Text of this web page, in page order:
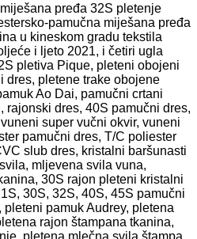
pređa 32S pletenje
pamučna miješana pređa
u kineskom gradu tekstila
i ljeto 2021, i četiri ugla
pletiva Pique, pleteni obojeni
dres, pletene trake obojene
Ao Dai, pamučni crtani
rajonski dres, 40S pamučni dres,
super vučni okvir, vuneni
pamučni dres, T/C poliester
slub dres, kristalni baršunasti
mljevena svila vuna,
30S rajon pleteni kristalni
30S, 32S, 40S, 45S pamučni
pamuk Audrey, pletena
rajon štampana tkanina,
pletena mlečna svila štampa,